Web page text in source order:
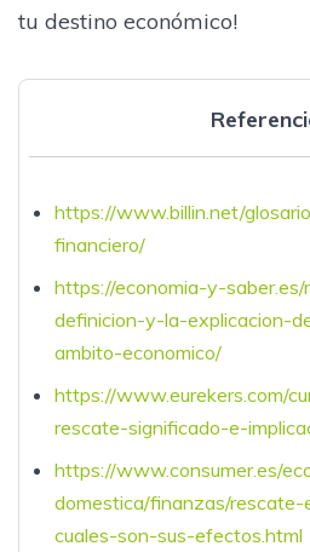
tu destino económico!
https://www.billin.net/
financiero/
https://economia-y-
definicion-y-la-explicacion-
ambito-economico/
https://www.eurekers.com/
rescate-significado-e-
https://www.consumer.es/
domestica/finanzas/
cuales-son-sus-efectos.html